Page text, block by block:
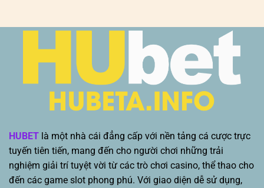
HUBET là một nhà cái đẳng cấp với nền tảng cá cược trực
tuyến tiên tiến, mang đến cho người chơi những trải
nghiệm giải trí tuyệt vời từ các trò chơi casino, thể thao cho
đến các game slot phong phú. Với giao diện dễ sử dụng,